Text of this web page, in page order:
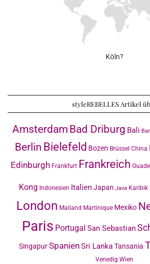
Köln?
styleREBELLES Artikel
Amsterdam Bad Driburg Bali
Berlin Bielefeld Bozen Brüssel China
Edinburgh Frankfurt Frankreich
Kong Indonesien ItalienJapan Java Karibik
London Mailand Martinique Mexiko
Paris Portugal San Sebastian
SingapurSpanienSri LankaTansania
Venedig Wien